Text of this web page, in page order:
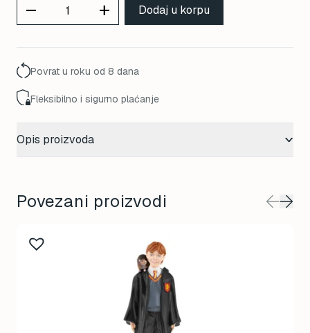
remove add Dodaj u korpu
Povrat u roku od 8 dana
Fleksibilno i sigurno plaćanje
Opis proizvoda
Povezani proizvodi